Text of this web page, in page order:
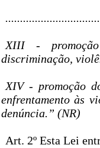
XIII -
discriminação,
XIV - promoção
enfrentamento às
denúncia.” (NR)
Art. 2º Esta Lei